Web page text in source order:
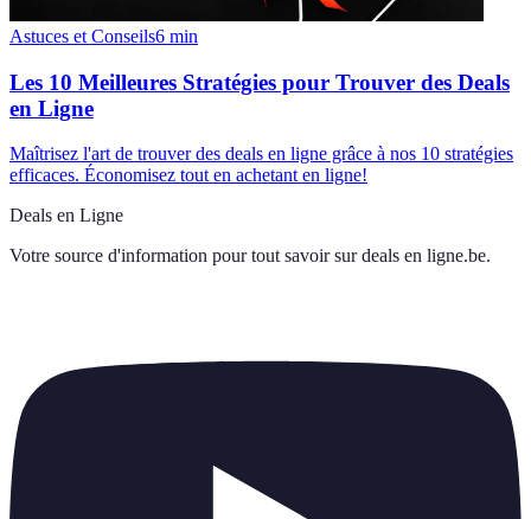
Astuces et Conseils6 min
Les 10 Meilleures Stratégies pour Trouver des Deals
en Ligne
Maîtrisez l'art de trouver des deals en ligne grâce à nos 10 stratégies
efficaces. Économisez tout en achetant en ligne!
Deals en Ligne
Votre source d'information pour tout savoir sur deals en ligne.be.